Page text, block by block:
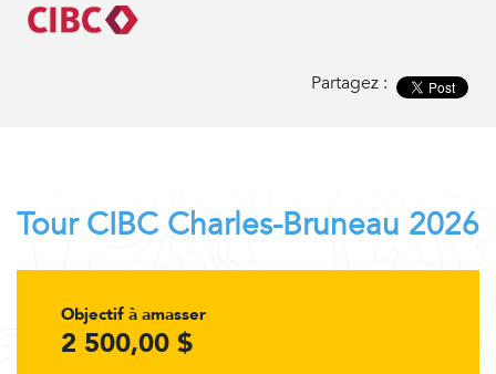
Partagez :
Tour CIBC Charles-Bruneau 2026
Objectif à amasser
2 500,00 $